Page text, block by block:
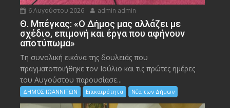
6 Αυγούστου 2026 admin admin
Θ. Μπέγκας: «Ο Δήμος μας αλλάζει με
σχέδιο, επιμονή και έργα που αφήνουν
αποτύπωμα»
Τη συνολική εικόνα της δουλειάς που
πραγματοποιήθηκε τον Ιούλιο και τις πρώτες ημέρες
του Αυγούστου παρουσίασε...
ΔΗΜΟΣ ΙΩΑΝΝΙΤΩΝ Επικαιρότητα Νέα των Δήμων